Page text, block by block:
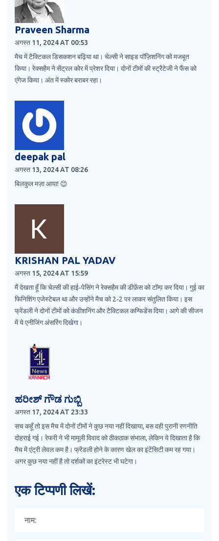
Praveen Sharma
अगस्त 11, 2024 AT 00:53
मैच में टैक्टिकल डिसकशन बढ़िया था। चेल्सी ने साइड पॉज़िशनिंग को मजबूत
किया। रेक्सहैम ने सेंट्रल कोर में प्रेशर दिया। दोनों टीमों की स्ट्रैटेजी ने फैंस को
एंगेज किया। अंत में स्कोर बराबर रहा।
deepak pal
अगस्त 13, 2024 AT 08:26
बिलकुल मज़ा आया! 😊
KRISHAN PAL YADAV
अगस्त 15, 2024 AT 15:59
मैं देखता हूँ कि चेल्सी की हाई‑पेसिंग ने रेक्सहैम की डीफ़ेंस को टॉम्प़ कर दिया। गुई का
फिनिशिंग एजेस्टेबल था और उन्होंने मैच को 2‑2 पर लाकर संतुलित किया। इस
फ्रेंडली ने दोनों टीमों को कंडीशनिंग और टैक्टिकल कन्फिडेंस दिया। आगे की सीजन
में ये एनीजिंग अंसरिंग दिखेगा।
ಹರೀಶ್ ಗೌಡ ಗುಬ್ಬಿ
अगस्त 17, 2024 AT 23:33
सच कहूँ तो इस मैच में दोनों टीमों ने कुछ नया नहीं दिखाया, बस वही पुरानी रणनीति
दोहराई गई। रेफरी ने भी मामूली विवाद को ठीकठाक संभाला, लेकिन ये दिखाता है कि
मैच में एंट्री लेवल कम है। फ्रेंडली होने के कारण खेल का इंटेंसिटी कम रह गया।
अगर कुछ नया नहीं है तो दर्शकों का इंटरेस्ट भी घटेगा।
एक टिप्पणी लिखें: